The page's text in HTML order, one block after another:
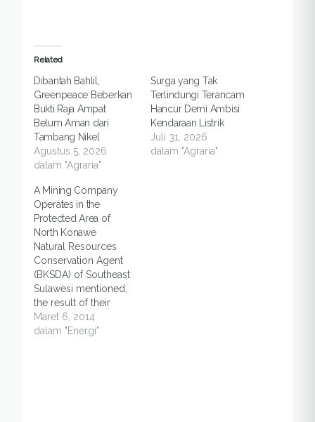
Related
Dibantah Bahlil,
Greenpeace Beberkan
Bukti Raja Ampat
Belum Aman dari
Tambang Nikel
Agustus 5, 2026
dalam "Agraria"
Surga yang Tak
Terlindungi Terancam
Hancur Demi Ambisi
Kendaraan Listrik
Juli 31, 2026
dalam "Agraria"
A Mining Company
Operates in the
Protected Area of
North Konawe
Natural Resources
Conservation Agent
(BKSDA) of Southeast
Sulawesi mentioned,
the result of their
investigation in 2014
showed that there is a
Maret 6, 2014
dalam "Energi"